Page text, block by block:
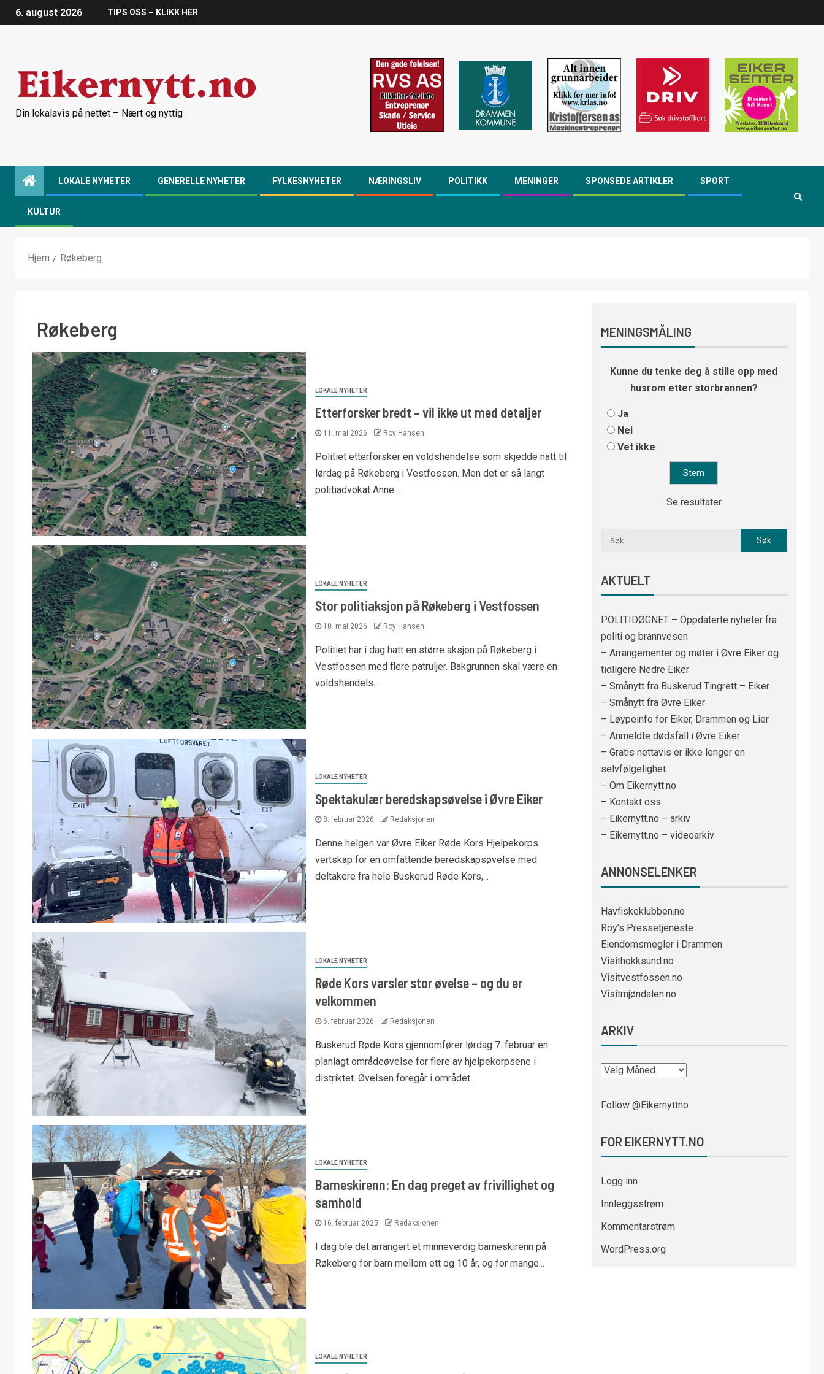
6. august 2026 TIPS OSS – KLIKK HER
Din lokalavis på nettet – Nært og nyttig
LOKALE NYHETER GENERELLE NYHETER FYLKESNYHETER NÆRINGSLIV POLITIKK MENINGER SPONSEDE ARTIKLER SPORT
KULTUR
Hjem Røkeberg
Røkeberg
LOKALE NYHETER
Etterforsker bredt – vil ikke ut med detaljer
11. mai 2026 Roy Hansen
Politiet etterforsker en voldshendelse som skjedde natt til
lørdag på Røkeberg i Vestfossen. Men det er så langt
politiadvokat Anne...
LOKALE NYHETER
Stor politiaksjon på Røkeberg i Vestfossen
10. mai 2026 Roy Hansen
Politiet har i dag hatt en større aksjon på Røkeberg i
Vestfossen med flere patruljer. Bakgrunnen skal være en
voldshendels...
LOKALE NYHETER
Spektakulær beredskapsøvelse i Øvre Eiker
8. februar 2026 Redaksjonen
Denne helgen var Øvre Eiker Røde Kors Hjelpekorps
vertskap for en omfattende beredskapsøvelse med
deltakere fra hele Buskerud Røde Kors,...
LOKALE NYHETER
Røde Kors varsler stor øvelse – og du er
velkommen
6. februar 2026 Redaksjonen
Buskerud Røde Kors gjennomfører lørdag 7. februar en
planlagt områdeøvelse for flere av hjelpekorpsene i
distriktet. Øvelsen foregår i området...
LOKALE NYHETER
Barneskirenn: En dag preget av frivillighet og
samhold
16. februar 2025 Redaksjonen
I dag ble det arrangert et minneverdig barneskirenn på
Røkeberg for barn mellom ett og 10 år, og for mange...
LOKALE NYHETER
MENINGSMÅLING
Kunne du tenke deg å stille opp med
husrom etter storbrannen?
Ja
Nei
Vet ikke
Se resultater
AKTUELT
POLITIDØGNET – Oppdaterte nyheter fra
politi og brannvesen
– Arrangementer og møter i Øvre Eiker og
tidligere Nedre Eiker
– Smånytt fra Buskerud Tingrett – Eiker
– Smånytt fra Øvre Eiker
– Løypeinfo for Eiker, Drammen og Lier
– Anmeldte dødsfall i Øvre Eiker
– Gratis nettavis er ikke lenger en
selvfølgelighet
– Om Eikernytt.no
– Kontakt oss
– Eikernytt.no – arkiv
– Eikernytt.no – videoarkiv
ANNONSELENKER
Havfiskeklubben.no
Roy’s Pressetjeneste
Eiendomsmegler i Drammen
Visithokksund.no
Visitvestfossen.no
Visitmjøndalen.no
ARKIV
Follow @Eikernyttno
FOR EIKERNYTT.NO
Logg inn
Innleggsstrøm
Kommentarstrøm
WordPress.org